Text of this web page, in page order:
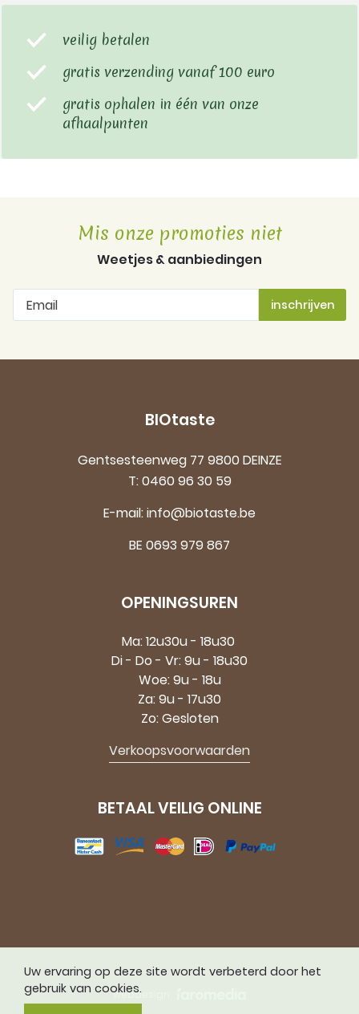
veilig betalen
gratis verzending vanaf 100 euro
gratis ophalen in één van onze
afhaalpunten
Mis onze promoties niet
Weetjes & aanbiedingen
BIOtaste
Gentsesteenweg 77 9800 DEINZE
T:0460 96 30 59
E-mail:info@biotaste.be
BE 0693 979 867
OPENINGSUREN
Ma: 12u30u - 18u30
Di - Do - Vr: 9u - 18u30
Woe: 9u - 18u
Za: 9u - 17u30
Zo: Gesloten
Verkoopsvoorwaarden
BETAAL VEILIG ONLINE
webdesign
Uw ervaring op deze site wordt verbeterd door het
gebruik van cookies.